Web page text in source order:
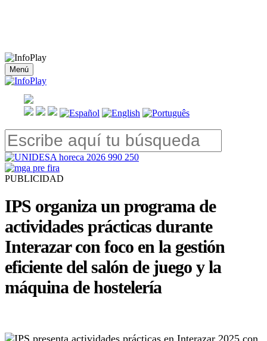
Menú
PUBLICIDAD
IPS organiza un programa de
actividades prácticas durante
Interazar con foco en la gestión
eficiente del salón de juego y la
máquina de hostelería